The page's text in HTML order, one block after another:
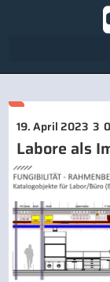
19. April 2023 3
Labore als